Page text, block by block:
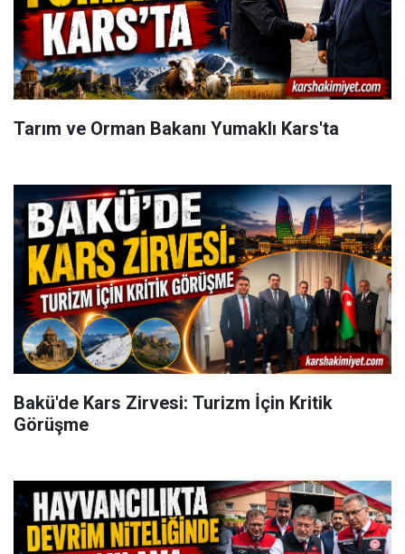
Tarım ve Orman Bakanı Yumaklı Kars'ta
Bakü'de Kars Zirvesi: Turizm İçin Kritik
Görüşme